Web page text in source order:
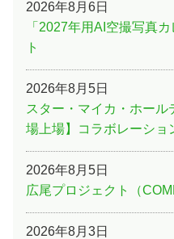
2026年8月6日
「2027年用AI空撮写真
ト
2026年8月5日
スター・マイカ・ホー
場上場】コラボレーショ
2026年8月5日
広尾プロジェクト（
2026年8月3日